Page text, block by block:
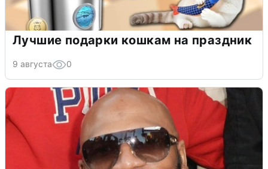
Лучшие подарки кошкам на праздник
9 августа 0